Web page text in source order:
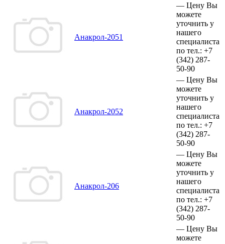
Анакрол-2051
— Цену Вы
можете
уточнить у
нашего
специалиста
по тел.: +7
(342) 287-
50-90
Анакрол-2052
— Цену Вы
можете
уточнить у
нашего
специалиста
по тел.: +7
(342) 287-
50-90
Анакрол-206
— Цену Вы
можете
уточнить у
нашего
специалиста
по тел.: +7
(342) 287-
50-90
— Цену Вы
можете